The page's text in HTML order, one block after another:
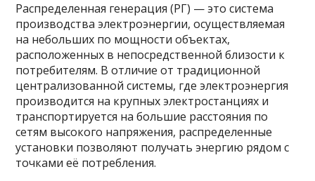
Распределенная генерация (РГ) — это система
производства электроэнергии, осуществляемая
на небольших по мощности объектах,
расположенных в непосредственной близости к
потребителям. В отличие от традиционной
централизованной системы, где электроэнергия
производится на крупных электростанциях и
транспортируется на большие расстояния по
сетям высокого напряжения, распределенные
установки позволяют получать энергию рядом с
точками её потребления.